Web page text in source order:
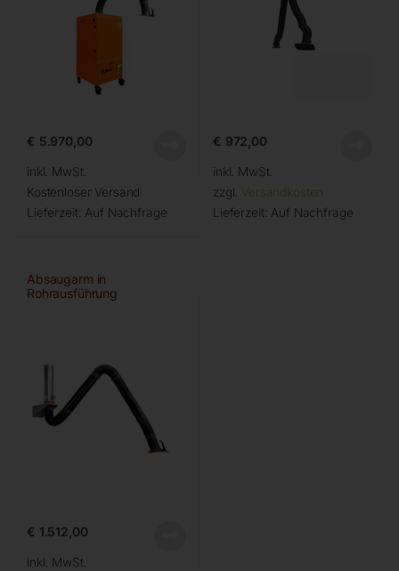
€ 5.970,00
inkl. MwSt.
Kostenloser Versand
Lieferzeit: Auf Nachfrage
€ 972,00
inkl. MwSt.
zzgl. Versandkosten
Lieferzeit: Auf Nachfrage
Absaugarm in
Rohrausführung
€ 1.512,00
inkl. MwSt.